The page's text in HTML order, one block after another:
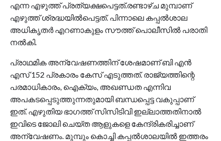
എന്ന എഴുത്ത് പ്രത്യക്ഷപെട്ടത്.രണ്ടാഴ്ച മുമ്പാണ്
എഴുത്ത് ശ്രദ്ധയില്‍പെട്ടത്. പിന്നാലെ കപ്പല്‍ശാല
അധികൃതര്‍ എറണാകുളം സൗത്ത് പൊലീസില്‍ പരാതി
നല്‍കി.
പ്രാഥമിക അന്വേഷണത്തിന് ശേഷമാണ് ബി എന്‍
എസ് 152 പ്രകാരം കേസ് എടുത്തത്. രാജ്യത്തിന്റെ
പരമാധികാരം, ഐക്യം, അഖണ്ഡത എന്നിവ
അപകടപ്പെടുത്തുന്നതുമായി ബന്ധപ്പെട്ട വകുപ്പാണ്
ഇത്. എഴുതിയ ഭാഗത്ത് സിസിടിവി ഇല്ലാത്തതിനാല്‍
ഇവിടെ ജോലി ചെയ്ത ആളുകളെ കേന്ദ്രികരിച്ചാണ്
അന്വേഷണം. മുമ്പും കൊച്ചി കപ്പല്‍ശാലയില്‍ ഇത്തരം